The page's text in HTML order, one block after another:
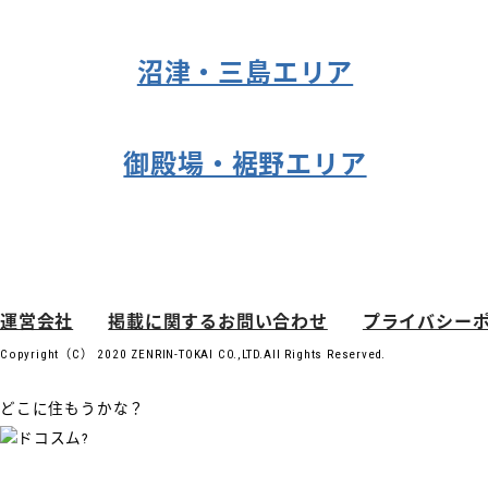
沼津・三島エリア
御殿場・裾野エリア
運営会社 掲載に関するお問い合わせ プライバシー
Copyright（C） 2020 ZENRIN-TOKAI CO.,LTD.All Rights Reserved.
どこに住もうかな？